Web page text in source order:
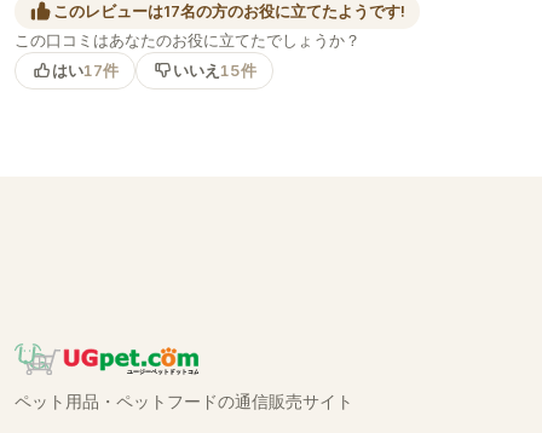
このレビューは17名の方のお役に立てたようです!
この口コミはあなたのお役に立てたでしょうか？
はい17件 いいえ 15件
ペット用品・ペットフードの通信販売サイト